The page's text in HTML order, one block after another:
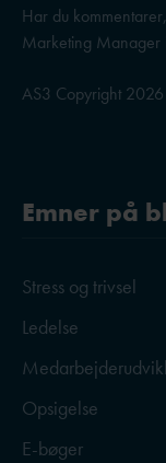
Har du
Marketing Manager
AS3 Copyright
Emner på
Stress og trivsel
Ledelse
Opsigelse
E-bøger